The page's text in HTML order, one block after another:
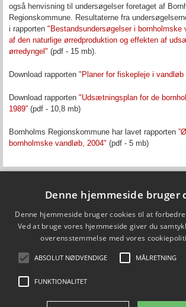
også henvisning til undersøgelser foretaget af
Regionskommune. Resultaterne fra
i rapporten "Bestandsundersøgelser i bornholmske
af den naturlige ørredproduktion og effekten af
ørredyngel" (pdf - 15 mb).
Download rapporten " Planer for fiskepleje i
Download rapporten "Udsætningsplan for de
1989” (pdf - 10,8 mb)
Bornholms Regionskommune har lavet rapporten
bornholmske vandløb, 2004" (pdf - 5 mb)
DTU Aqua - Institut for Akvatiske Ressourcer
Vejlsøvej 39
8600 Silkeborg
ffi@aqua.dtu.dk
FØLG OS PÅ
Denne hjemmeside bruger
Denne hjemmeside bruger cookies til at
Ved at bruge vores hjemmeside giver du
overensstemmelse med vores
ABSOLUT NØDVENDIGE MÅLRETNING
FUNKTIONALITET